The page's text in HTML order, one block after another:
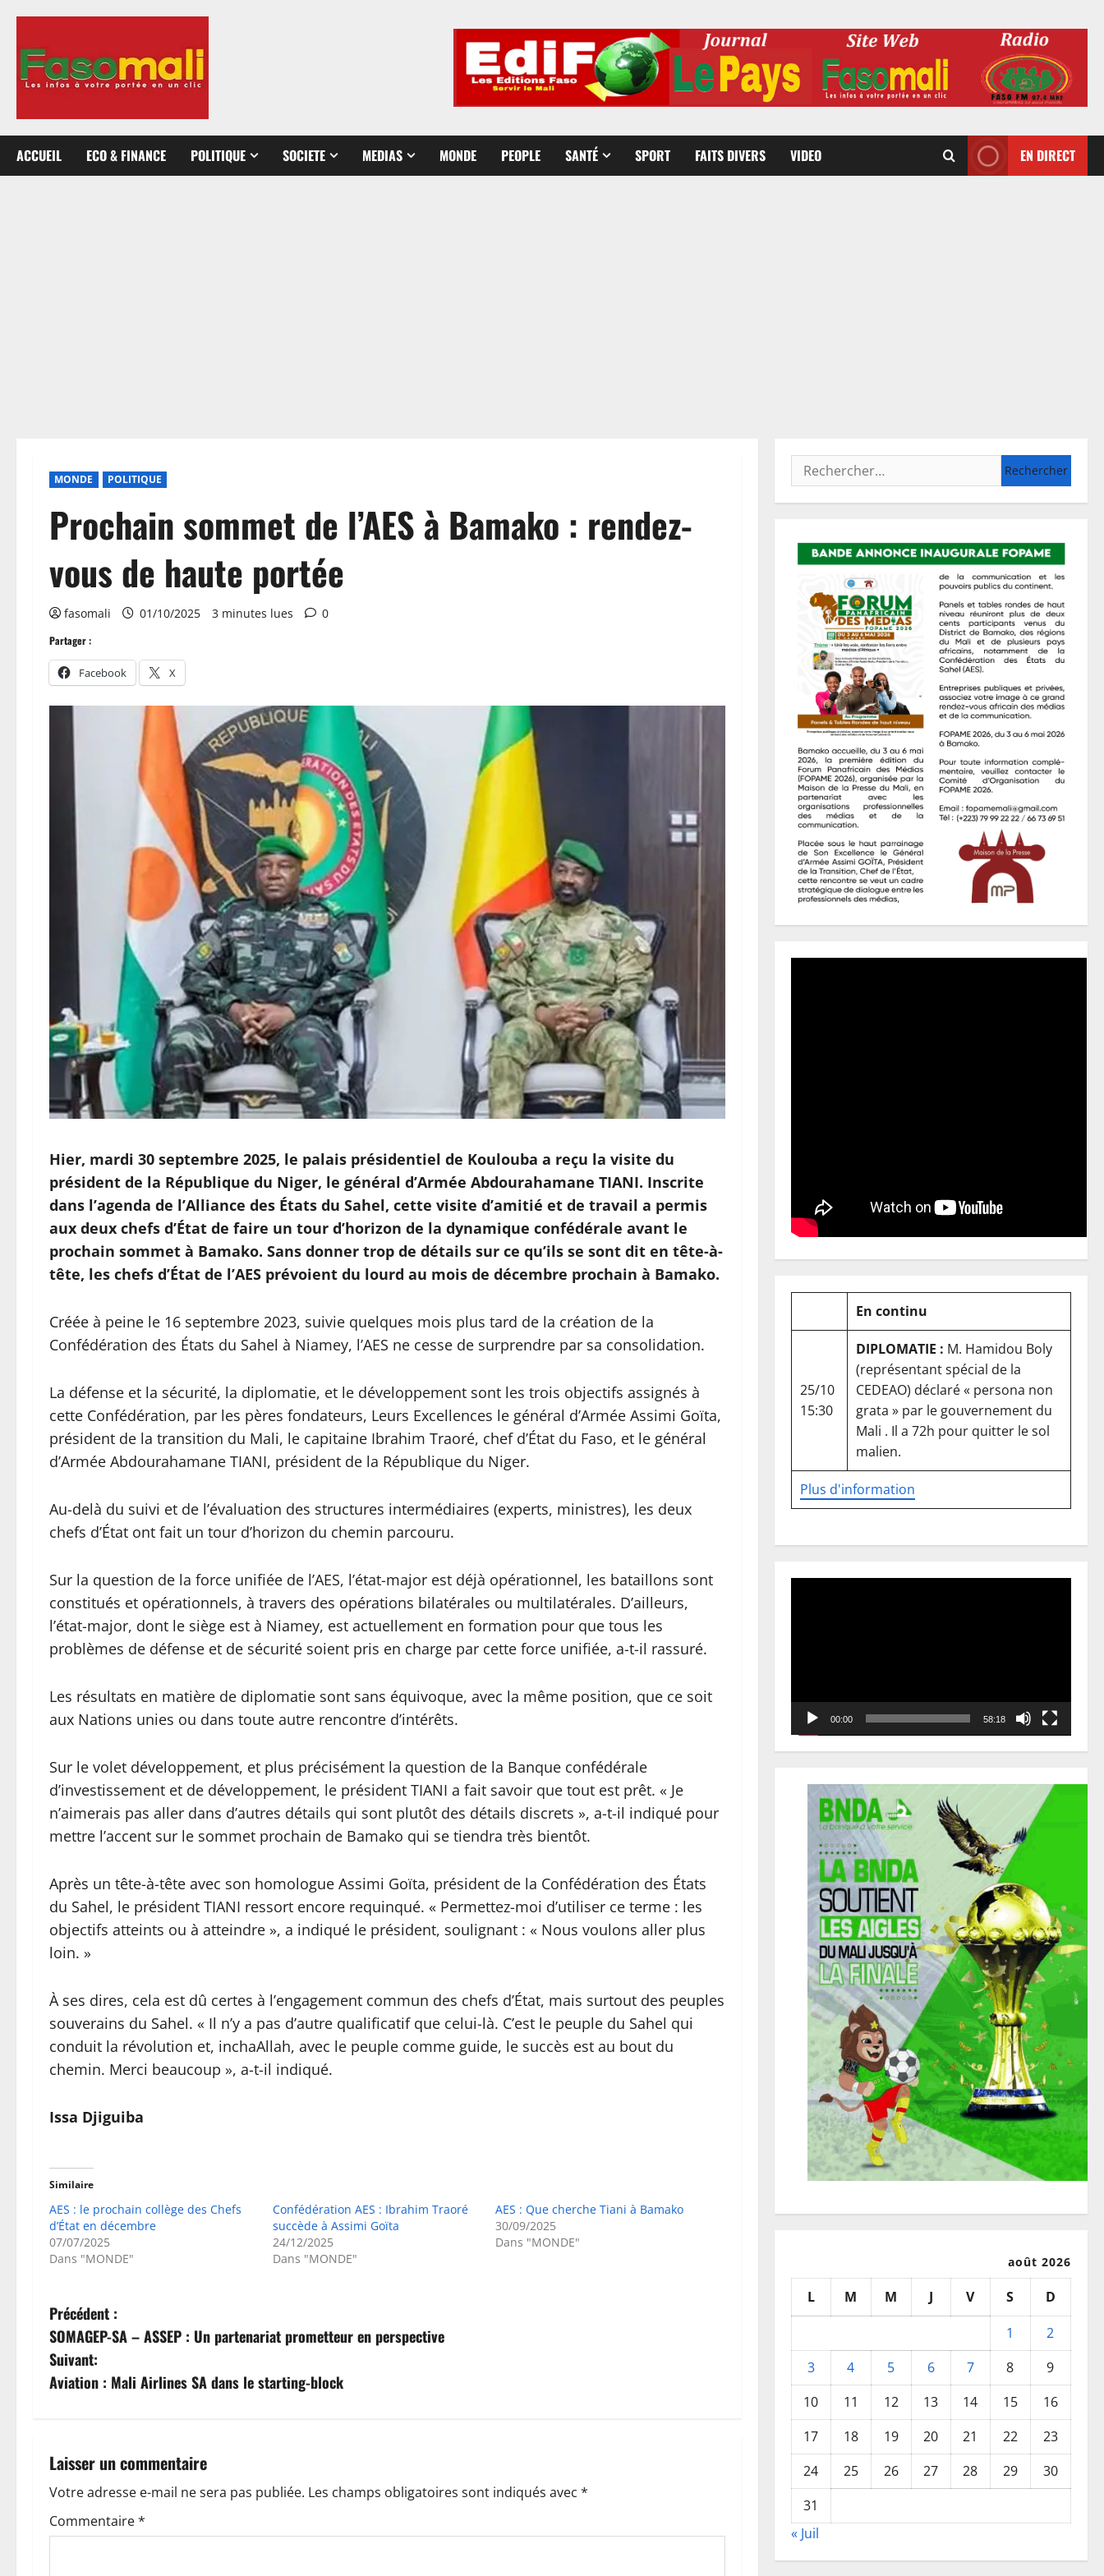
contenu
ACCUEIL ECO & FINANCE POLITIQUE SOCIETE MEDIAS MONDE PEOPLE SANTÉ SPORT FAITS DIVERS VIDEO EN DIRECT
MONDE POLITIQUE
Prochain sommet de l’AES à Bamako : rendez-
vous de haute portée
fasomali 01/10/2025 3 minutes lues 0
Partager :
Facebook X
Hier, mardi 30 septembre 2025, le palais présidentiel de Koulouba a reçu la visite du
président de la République du Niger, le général d’Armée Abdourahamane TIANI. Inscrite
dans l’agenda de l’Alliance des États du Sahel, cette visite d’amitié et de travail a permis
aux deux chefs d’État de faire un tour d’horizon de la dynamique confédérale avant le
prochain sommet à Bamako. Sans donner trop de détails sur ce qu’ils se sont dit en tête-à-
tête, les chefs d’État de l’AES prévoient du lourd au mois de décembre prochain à Bamako.
Créée à peine le 16 septembre 2023, suivie quelques mois plus tard de la création de la
Confédération des États du Sahel à Niamey, l’AES ne cesse de surprendre par sa consolidation.
La défense et la sécurité, la diplomatie, et le développement sont les trois objectifs assignés à
cette Confédération, par les pères fondateurs, Leurs Excellences le général d’Armée Assimi Goïta,
président de la transition du Mali, le capitaine Ibrahim Traoré, chef d’État du Faso, et le général
d’Armée Abdourahamane TIANI, président de la République du Niger.
Au-delà du suivi et de l’évaluation des structures intermédiaires (experts, ministres), les deux
chefs d’État ont fait un tour d’horizon du chemin parcouru.
Sur la question de la force unifiée de l’AES, l’état-major est déjà opérationnel, les bataillons sont
constitués et opérationnels, à travers des opérations bilatérales ou multilatérales. D’ailleurs,
l’état-major, dont le siège est à Niamey, est actuellement en formation pour que tous les
problèmes de défense et de sécurité soient pris en charge par cette force unifiée, a-t-il rassuré.
Les résultats en matière de diplomatie sont sans équivoque, avec la même position, que ce soit
aux Nations unies ou dans toute autre rencontre d’intérêts.
Sur le volet développement, et plus précisément la question de la Banque confédérale
d’investissement et de développement, le président TIANI a fait savoir que tout est prêt. « Je
n’aimerais pas aller dans d’autres détails qui sont plutôt des détails discrets », a-t-il indiqué pour
mettre l’accent sur le sommet prochain de Bamako qui se tiendra très bientôt.
Après un tête-à-tête avec son homologue Assimi Goïta, président de la Confédération des États
du Sahel, le président TIANI ressort encore requinqué. « Permettez-moi d’utiliser ce terme : les
objectifs atteints ou à atteindre », a indiqué le président, soulignant : « Nous voulons aller plus
loin. »
À ses dires, cela est dû certes à l’engagement commun des chefs d’État, mais surtout des peuples
souverains du Sahel. « Il n’y a pas d’autre qualificatif que celui-là. C’est le peuple du Sahel qui
conduit la révolution et, inchaAllah, avec le peuple comme guide, le succès est au bout du
chemin. Merci beaucoup », a-t-il indiqué.
Issa Djiguiba
Similaire
AES : le prochain collège des Chefs
d’État en décembre
07/07/2025
Dans "MONDE"
Confédération AES : Ibrahim Traoré
succède à Assimi Goïta
24/12/2025
Dans "MONDE"
AES : Que cherche Tiani à Bamako
30/09/2025
Dans "MONDE"
N
a
v
g
a
t
Précédent :
SOMAGEP-SA – ASSEP : Un partenariat prometteur en perspective
Suivant:
Aviation : Mali Airlines SA dans le starting-block
Laisser un commentaire
Votre adresse e-mail ne sera pas publiée. Les champs obligatoires sont indiqués avec *
Commentaire*
Rechercher :
En continu
Plus d'information
25/10
15:30
DIPLOMATIE : M. Hamidou Boly
(représentant spécial de la
CEDEAO) déclaré « persona non
grata » par le gouvernement du
Mali . Il a 72h pour quitter le sol
malien.
00:00 58:18
août 2026
L M M J V S
D
1
2
3
4 5 6 7 8
9
10
11 12 13 14 15
16
17
18 19 20 21 22
23
24
25 26 27 28 29
30
31
« Juil